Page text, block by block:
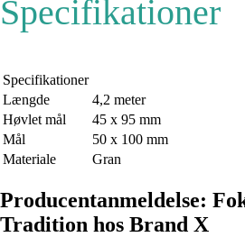
Specifikationer
Specifikationer
Længde
4,2 meter
Høvlet mål
45 x 95 mm
Mål
50 x 100 mm
Materiale
Gran
Producentanmeldelse:
Tradition hos Brand X